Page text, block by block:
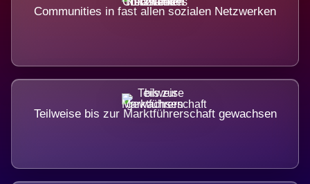
Communities in fast allen sozialen Netzwerken
Teilweise bis zur Marktführerschaft gewachsen